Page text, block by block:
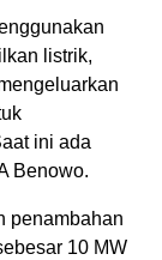
listrik,
ini ada
Benowo.
penambahan
10 MW